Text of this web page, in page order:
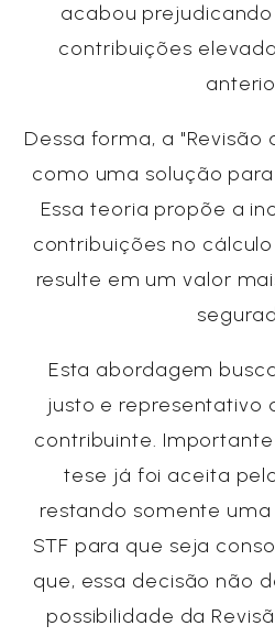
acabou
contribuições
Dessa forma, a "Revisão
como uma solução
Essa teoria propõe a
contribuições no
resulte em um valor
Esta abordagem
justo e representativo
contribuinte.
tese já foi aceita pelo
restando somente
STF para que seja
que, essa decisão não
possibilidade da